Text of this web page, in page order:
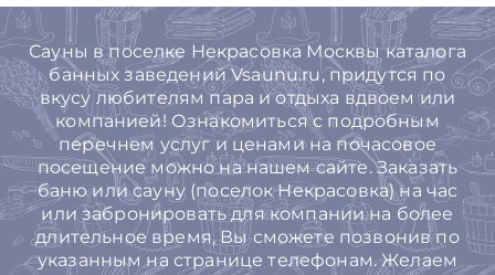
Сауны в поселке Некрасовка Москвы каталога
банных заведений Vsaunu.ru, придутся по
вкусу любителям пара и отдыха вдвоем или
компанией! Ознакомиться с подробным
перечнем услуг и ценами на почасовое
посещение можно на нашем сайте. Заказать
баню или сауну (поселок Некрасовка) на час
или забронировать для компании на более
длительное время, Вы cможете позвонив по
указанным на странице телефонам. Желаем